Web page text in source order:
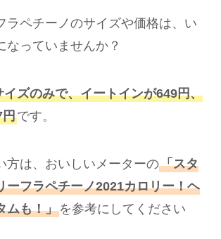
ラペチーノのサイズや価格は、い
なっていませんか？
イズのみで、イートインが649円、
円です。
方は、おいしいメーターの「スタ
ーフラペチーノ2021カロリー！ヘ
ムも！」を参考にしてください